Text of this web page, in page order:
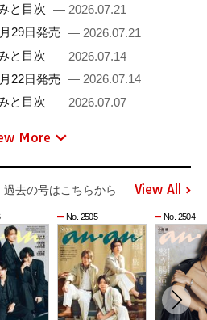
と目次 — 2026.07.21
29日発売 — 2026.07.21
と目次 — 2026.07.14
22日発売 — 2026.07.14
と目次 — 2026.07.07
More
過去の号はこちらから View All
No. 2505 No. 2504